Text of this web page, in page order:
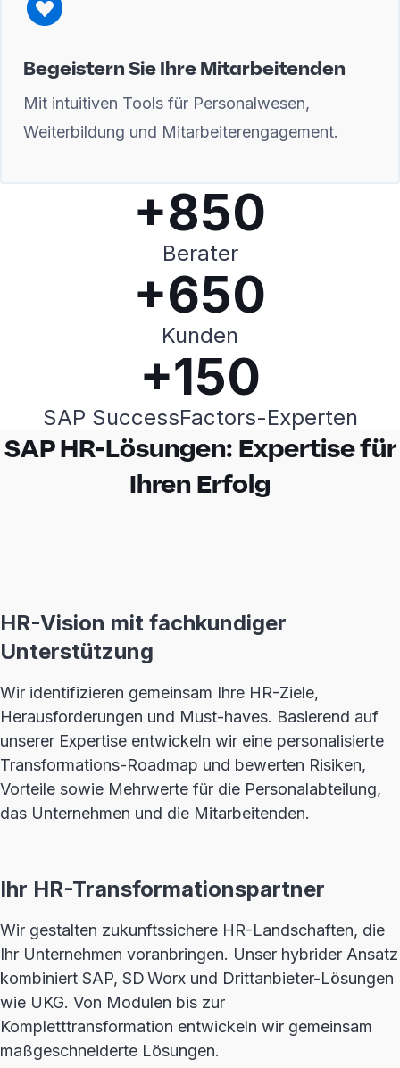
Begeistern Sie Ihre Mitarbeitenden
Mit intuitiven Tools für Personalwesen,
Weiterbildung und Mitarbeiterengagement.
+850
Berater
+650
Kunden
+150
SAP SuccessFactors-Experten
SAP HR-Lösungen: Expertise für
Ihren Erfolg
HR-Vision mit fachkundiger
Unterstützung
Wir identifizieren gemeinsam Ihre HR-Ziele,
Herausforderungen und Must-haves. Basierend auf
unserer Expertise entwickeln wir eine personalisierte
Transformations-Roadmap und bewerten Risiken,
Vorteile sowie Mehrwerte für die Personalabteilung,
das Unternehmen und die Mitarbeitenden.
Ihr HR-Transformationspartner
Wir gestalten zukunftssichere HR-Landschaften, die
Ihr Unternehmen voranbringen. Unser hybrider Ansatz
kombiniert SAP, SD Worx und Drittanbieter-Lösungen
wie UKG. Von Modulen bis zur
Kompletttransformation entwickeln wir gemeinsam
maßgeschneiderte Lösungen.